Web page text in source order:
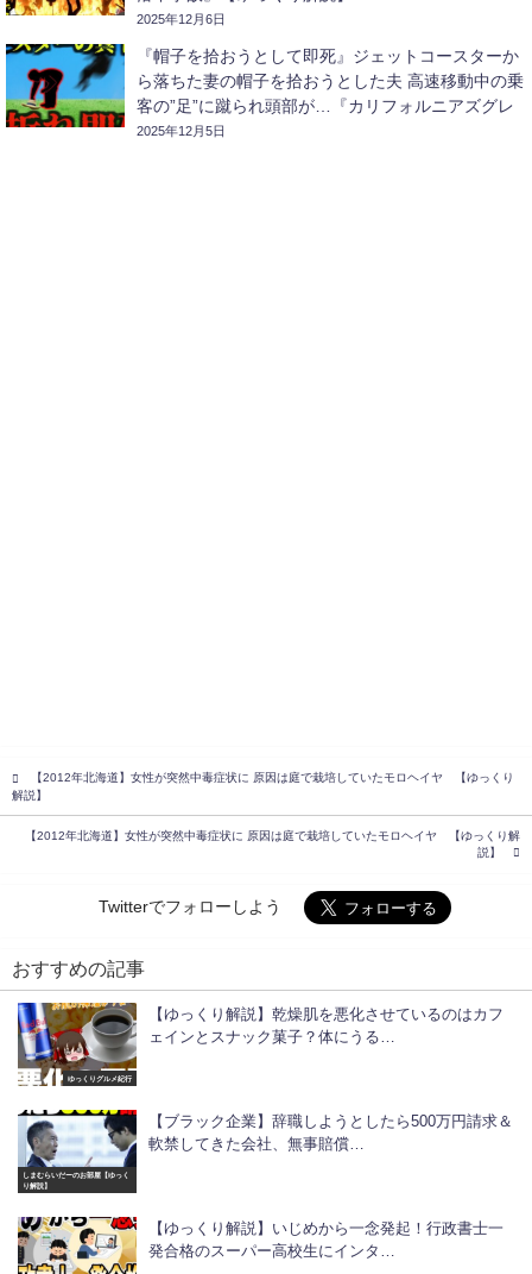
2025年12月6日
『帽子を拾おうとして即死』ジェットコースターか
ら落ちた妻の帽子を拾おうとした夫 高速移動中の乗
客の”足”に蹴られ頭部が…『カリフォルニアズグレ
ートアメリカコースター激突事故』【ゆっくり解
2025年12月5日
【2012年北海道】女性が突然中毒症状に 原因は庭で栽培していたモロヘイヤ 【ゆっくり
解説】
【2012年北海道】女性が突然中毒症状に 原因は庭で栽培していたモロヘイヤ 【ゆっくり解
説】
Twitterでフォローしよう
おすすめの記事
ゆっくりグルメ紀行
【ゆっくり解説】乾燥肌を悪化させているのはカフ
ェインとスナック菓子？体にうる…
しまむらいだーのお部屋【ゆっく
り解説】
【ブラック企業】辞職しようとしたら500万円請求＆
軟禁してきた会社、無事賠償…
【ゆっくり解説】いじめから一念発起！行政書士一
発合格のスーパー高校生にインタ…